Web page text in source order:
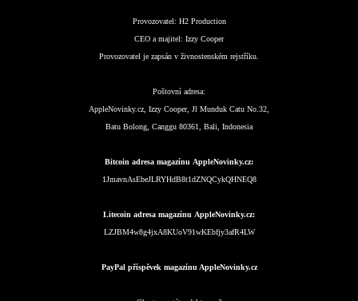
Provozovatel: H2 Production
CEO a majitel: Izzy Cooper
Provozovatel je zapsán v živnostenském rejstříku.
Poštovní adresa:
AppleNovinky.cz, Izzy Cooper, Jl Munduk Catu No.32,
Batu Bolong, Canggu 80361, Bali, Indonesia
Bitcoin adresa magazínu AppleNovinky.cz:
1JmavnAsEbeJLRYHdB8t1dZNQCykQHNEQ8
Litecoin adresa magazínu AppleNovinky.cz:
LZJBM4w8g4jxA8KUoV91wKEbfjy3afR4LW
PayPal příspěvek magazínu AppleNovinky.cz